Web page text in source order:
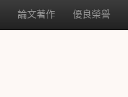
論文著作 優良榮譽